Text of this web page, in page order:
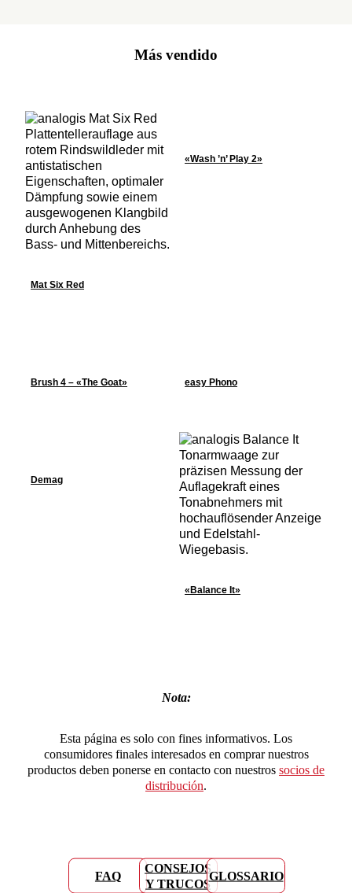
Más vendido
Mat Six Red
«Wash ’n’ Play 2»
Brush 4 – «The Goat» easy Phono
Demag
«Balance It»
Nota:
Esta página es solo con fines informativos. Los
consumidores finales interesados en comprar nuestros
productos deben ponerse en contacto con nuestros socios de
distribución.
FAQ
CONSEJOS
Y TRUCOS
GLOSSARIO